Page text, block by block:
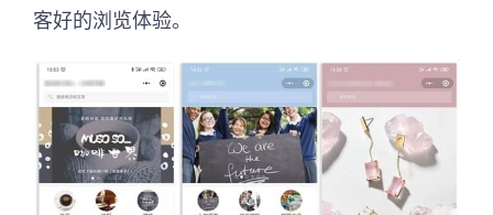
客好的浏览体验。